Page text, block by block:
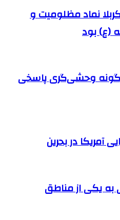
نماد مظلومیت و
(ع) بود
وحشی‌گری پاسخی
آمریکا در بحرین
به یکی از مناطق